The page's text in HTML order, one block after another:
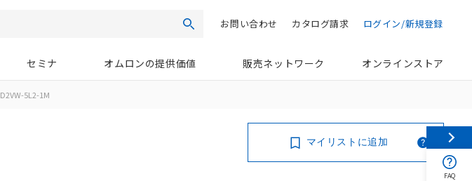
検索 ログイン/新規登録
カタログ請求
お問い合わせ
セミナ オムロンの提供価値 販売ネットワーク オンラインストア
D2VW-5L2-1M
マイリストに追加
FAQ